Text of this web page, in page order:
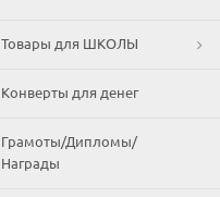
Товары для ШКОЛЫ
Конверты для денег
Грамоты/Дипломы/
Награды